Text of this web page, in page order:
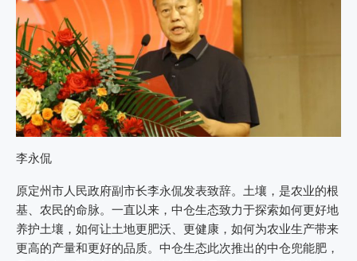
李永侃
原定州市人民政府副市长李永侃发表致辞。土壤，是农业的根
基、农民的命脉。一直以来，中仓生态致力于探索如何更好地
养护土壤，如何让土地更肥沃、更健康，如何为农业生产带来
更高的产量和更好的品质。中仓生态此次推出的中仓兜能肥，